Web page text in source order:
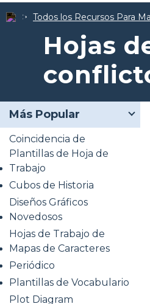
Todos los Recursos Para
Hojas
Más Popular
Coincidencia de
Plantillas de Hoja de
Trabajo
Cubos de Historia
Diseños Gráficos
Novedosos
Hojas de Trabajo de
Mapas de Caracteres
Periódico
Plantillas de Vocabulario
Plot Diagram